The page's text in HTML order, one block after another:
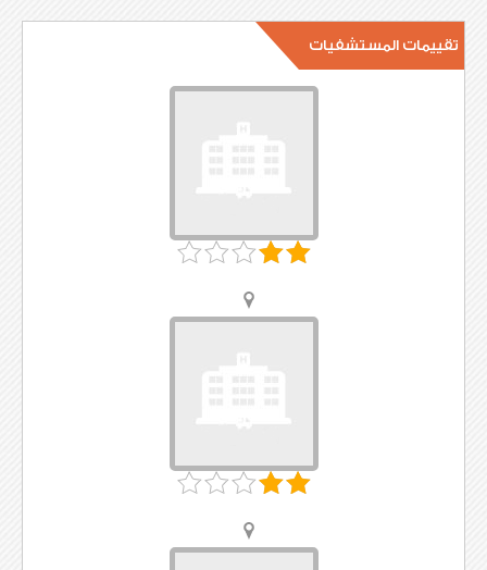
تقييمات المستشفيات